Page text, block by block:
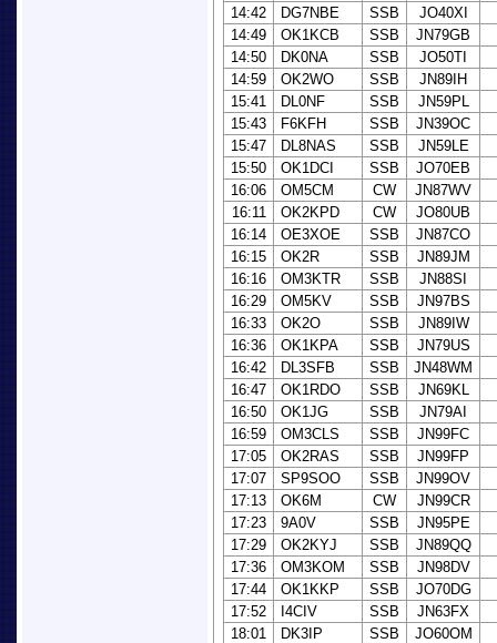
14:42
DG7NBE SSB
JO40XI
14:49
OK1KCB SSB
JN79GB
14:50
DK0NA SSB
JO50TI
14:59
OK2WO SSB
JN89IH
15:41
DL0NF SSB
JN59PL
15:43
F6KFH SSB
JN39OC
15:47
DL8NAS SSB
JN59LE
15:50
OK1DCI SSB
JO70EB
16:06
OM5CM CW
JN87WV
16:11
OK2KPD CW
JO80UB
16:14
OE3XOE SSB
JN87CO
16:15
OK2R SSB
JN89JM
16:16
OM3KTR SSB
JN88SI
16:29
OM5KV SSB
JN97BS
16:33
OK2O SSB
JN89IW
16:36
OK1KPA SSB
JN79US
16:42
DL3SFB SSB
JN48WM
16:47
OK1RDO SSB
JN69KL
16:50
OK1JG SSB
JN79AI
16:59
OM3CLS SSB
JN99FC
17:05
OK2RAS SSB
JN99FP
17:07
SP9SOO SSB
JN99OV
17:13
OK6M CW
JN99CR
17:23
9A0V SSB
JN95PE
17:29
OK2KYJ SSB
JN89QQ
17:36
OM3KOM SSB
JN98DV
17:44
OK1KKP SSB
JO70DG
17:52
I4CIV SSB
JN63FX
18:01
DK3IP SSB
JO60OM